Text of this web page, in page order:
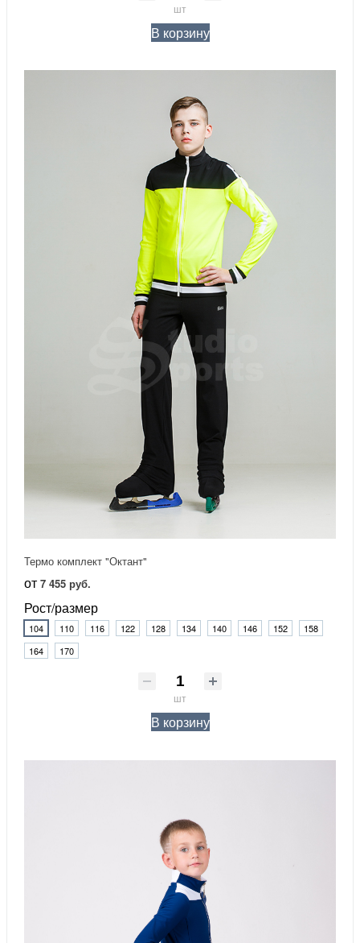
шт
В корзину
Термо комплект "Октант"
от 7 455 руб.
Рост/размер
104 110 116 122 128 134 140 146 152
158
164
170
шт
В корзину